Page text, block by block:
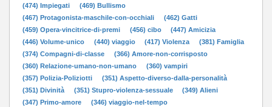
(474) Impiegati
(469) Bullismo
(467) Protagonista-maschile-con-occhiali
(462) Gatti
(459) Opera-vincitrice-di-premi
(456) cibo
(447) Amicizia
(446) Volume-unico
(440) viaggio (417) Violenza
(381) Famiglia
(374) Compagni-di-classe
(366) Amore-non-corrisposto
(360) Relazione-umano-non-umano
(360) vampiri
(357) Polizia-Poliziotti
(351) Aspetto-diverso-dalla-personalità
(351) Divinità
(351) Stupro-violenza-sessuale
(349) Alieni
(347) Primo-amore
(346) viaggio-nel-tempo